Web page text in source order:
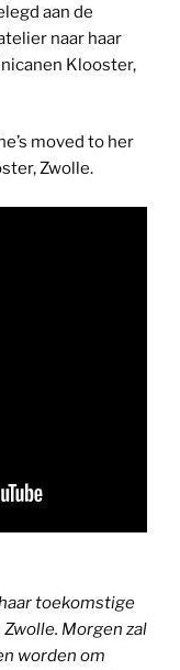
aan de
naar haar
Klooster,
moved to her
Zwolle.
toekomstige
Morgen zal
worden om